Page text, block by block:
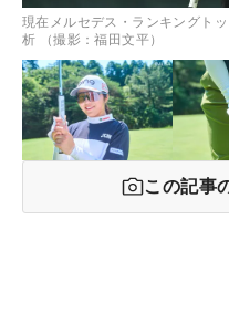
現在メルセデス・ランキングト
析 （撮影：福田文平）
この記事